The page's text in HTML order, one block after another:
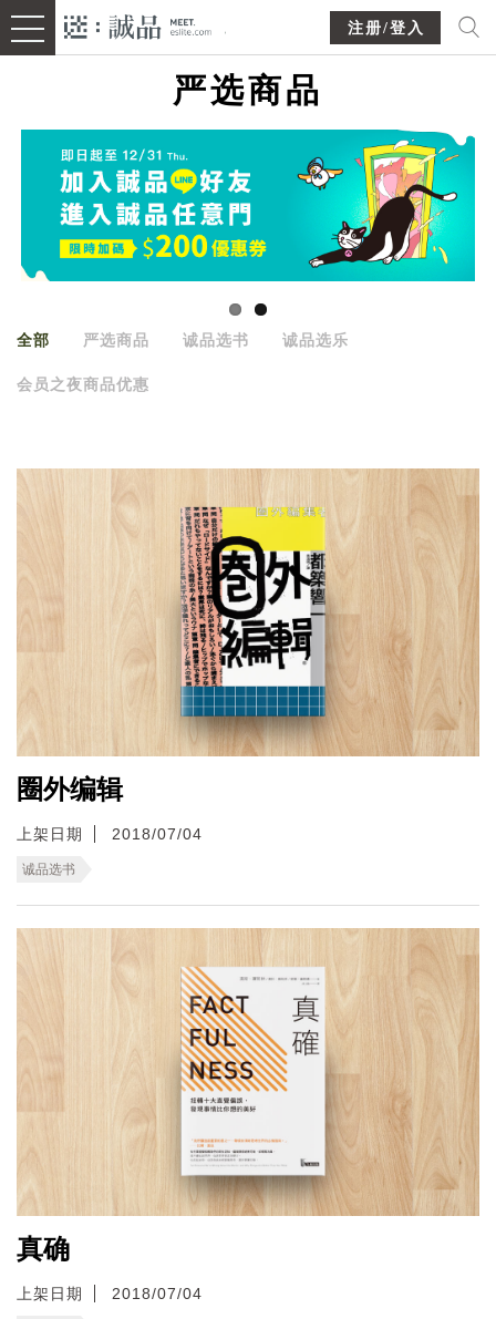
注册/登入
严选商品
全部 严选商品 诚品选书 诚品选乐
会员之夜商品优惠
圈外编辑
上架日期 2018/07/04
诚品选书
真确
上架日期 2018/07/04